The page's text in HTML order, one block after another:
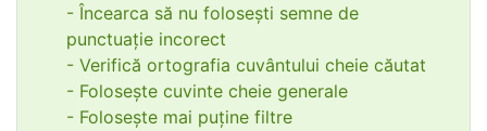
- Încearca să nu folosești semne de
punctuație incorect
- Verifică ortografia cuvântului cheie căutat
- Folosește cuvinte cheie generale
- Folosește mai puține filtre